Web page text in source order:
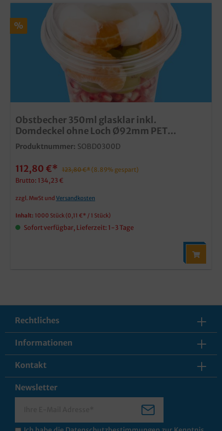
%
Obstbecher 350ml glasklar inkl.
Domdeckel ohne Loch Ø92mm PET
recyclebar 1000St
Produktnummer: SOBD0300D
112,80 €* 123,80 €* (8.89% gespart)
Brutto: 134,23 €
zzgl. MwSt und Versandkosten
Inhalt: 1000 Stück (0,11 €* / 1 Stück)
Sofort verfügbar, Lieferzeit: 1-3 Tage
Rechtliches
Informationen
Kontakt
Newsletter